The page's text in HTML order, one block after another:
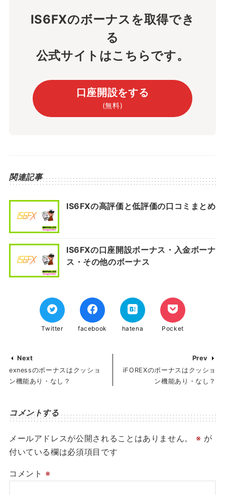
IS6FXのボーナスを取得でき
る
公式サイトはこちらです。
口座開設をする
(無料)
関連記事
IS6FXの高評価と低評価の口コミまとめ
IS6FXの口座開設ボーナス・入金ボーナ
ス・その他のボーナス
Twitter facebook hatena Pocket
Next
exnessのボーナスはクッショ
ン機能あり・なし？
Prev
iFOREXのボーナスはクッショ
ン機能あり・なし？
コメントする
メールアドレスが公開されることはありません。 ※ が
付いている欄は必須項目です
コメント ※